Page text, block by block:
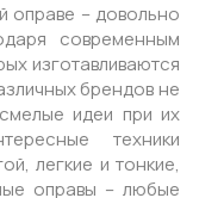
оправе – довольно
современным
изготавливаются
брендов не
идеи при их
техники
легкие и тонкие,
оправы – любые